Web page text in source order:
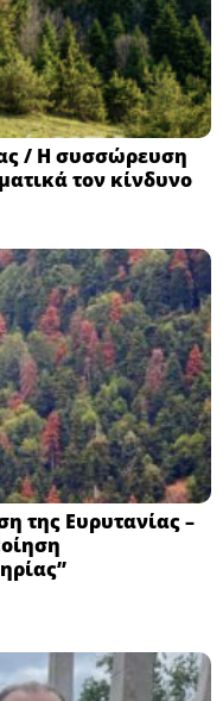
/ Η συσσώρευση
τον κίνδυνο
της Ευρυτανίας –